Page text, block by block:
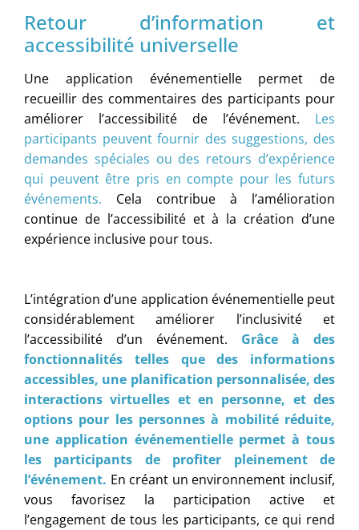
Retour d’information et
accessibilité universelle
Une application événementielle permet de
recueillir des commentaires des participants pour
améliorer l’accessibilité de l’événement. Les
participants peuvent fournir des suggestions, des
demandes spéciales ou des retours d’expérience
qui peuvent être pris en compte pour les futurs
événements. Cela contribue à l’amélioration
continue de l’accessibilité et à la création d’une
expérience inclusive pour tous.
L’intégration d’une application événementielle peut
considérablement améliorer l’inclusivité et
l’accessibilité d’un événement. Grâce à des
fonctionnalités telles que des informations
accessibles, une planification personnalisée, des
interactions virtuelles et en personne, et des
options pour les personnes à mobilité réduite,
une application événementielle permet à tous
les participants de profiter pleinement de
l’événement. En créant un environnement inclusif,
vous favorisez la participation active et
l’engagement de tous les participants, ce qui rend